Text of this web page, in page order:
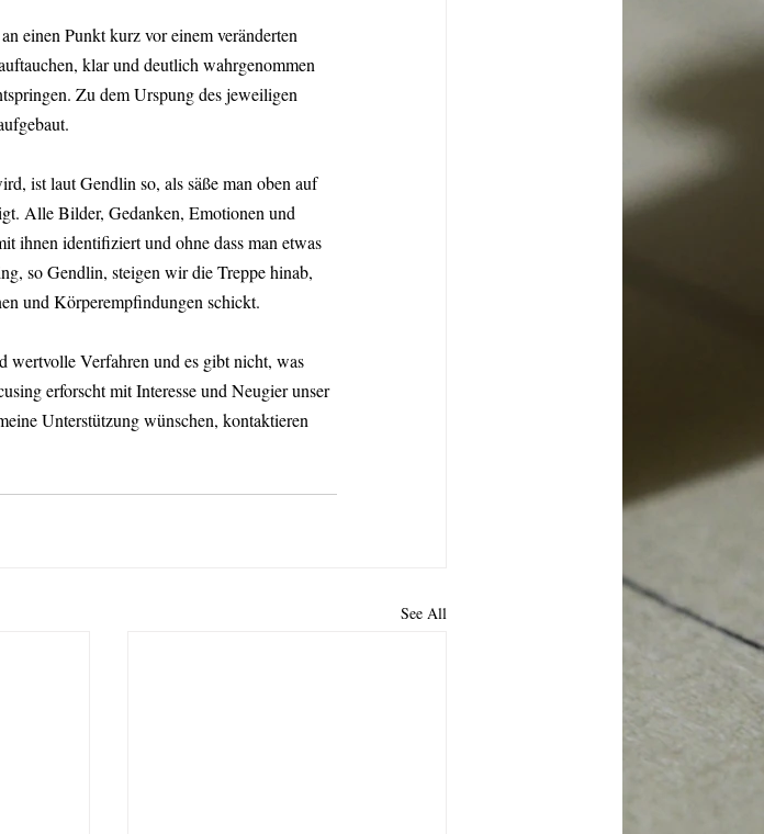
einen Punkt kurz vor einem veränderten
klar und deutlich wahrgenommen
Zu dem Urspung des jeweiligen
ist laut Gendlin so, als säße man oben auf
Alle Bilder, Gedanken, Emotionen und
ihnen identifiziert und ohne dass man etwas
so Gendlin, steigen wir die Treppe hinab,
und Körperempfindungen schickt.
wertvolle Verfahren und es gibt nicht, was
erforscht mit Interesse und Neugier unser
Unterstützung wünschen, kontaktieren
See All